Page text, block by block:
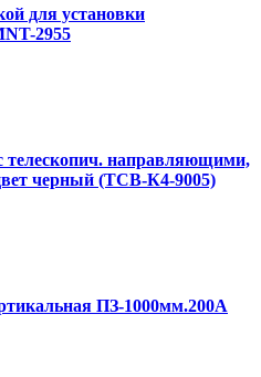
для установки
2955
направляющими,
черный (ТСВ-К4-9005)
ПЗ-1000мм.200А